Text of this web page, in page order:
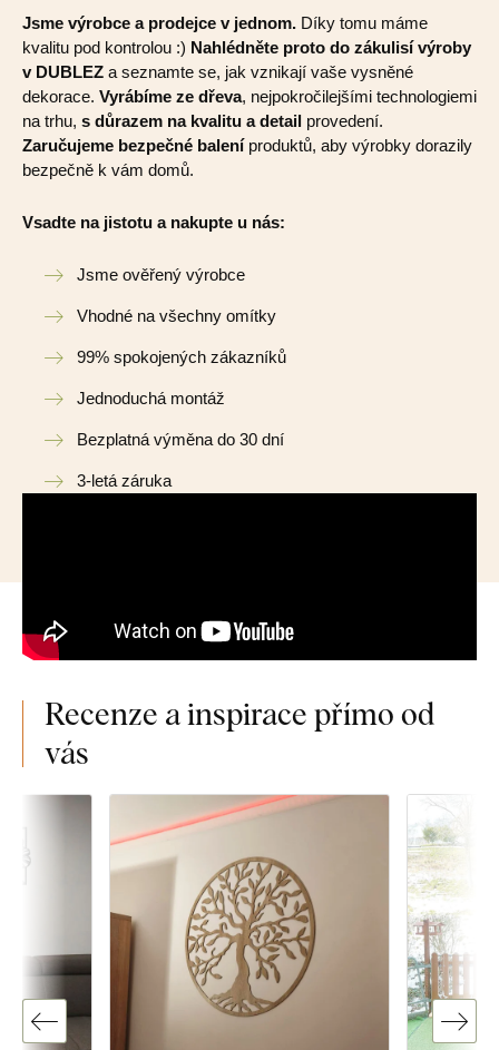
Jsme výrobce a prodejce v jednom. Díky tomu máme
kvalitu pod kontrolou :) Nahlédněte proto do zákulisí výroby
v DUBLEZ a seznamte se, jak vznikají vaše vysněné
dekorace. Vyrábíme ze dřeva, nejpokročilejšími technologiemi
na trhu, s důrazem na kvalitu a detail provedení.
Zaručujeme bezpečné baleníproduktů, aby výrobky dorazily
bezpečně k vám domů.
Vsadte na jistotu a nakupte u nás:
Jsme ověřený výrobce
Vhodné na všechny omítky
99% spokojených zákazníků
Jednoduchá montáž
Bezplatná výměna do 30 dní
3-letá záruka
Recenze a inspirace přímo od
vás